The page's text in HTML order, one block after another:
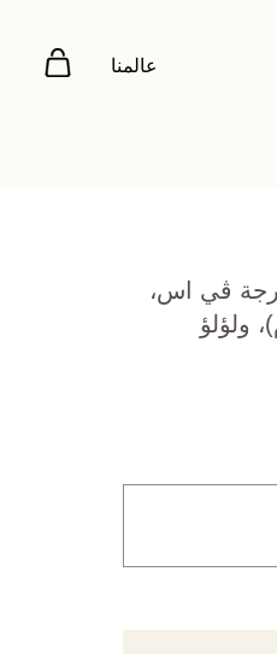
عالمنا
درجة ڤي اس،
الكريمة (1.608 جرام)، ولؤلؤ